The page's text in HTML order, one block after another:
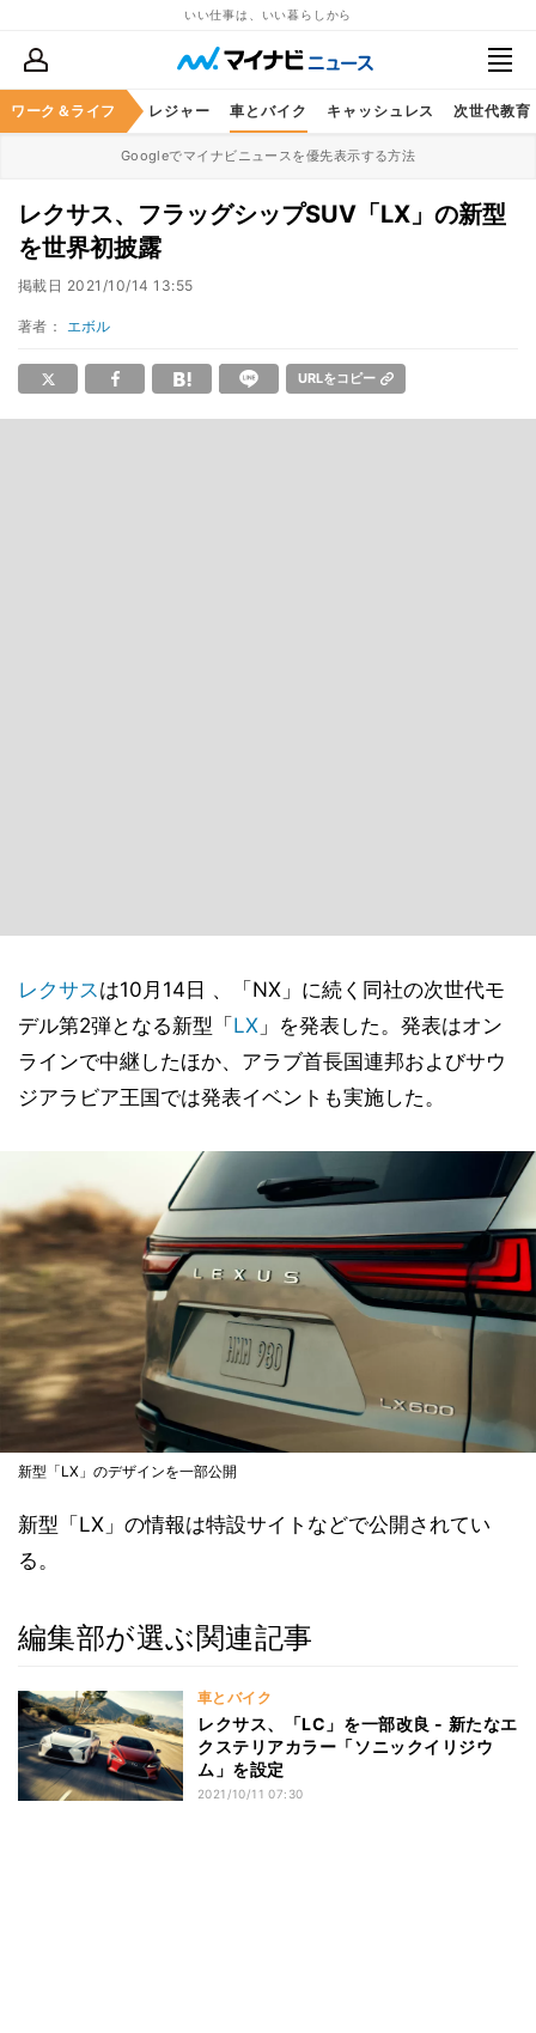
いい仕事は、いい暮らしから
ワーク＆ライフ
スケア グルメ レジャー 車とバイク キャッシュレス 次世代教育
Googleでマイナビニュースを優先表示する方法
レクサス、フラッグシップSUV「LX」の新型
を世界初披露
掲載日 2021/10/14 13:55
著者： エボル
URLをコピー
レクサスは10月14日 、「NX」に続く同社の次世代モ
デル第2弾となる新型「 LX 」を発表した。発表はオン
ラインで中継したほか、アラブ首長国連邦およびサウ
ジアラビア王国では発表イベントも実施した。
新型「LX」のデザインを一部公開
新型「LX」の情報は特設サイトなどで公開されてい
る。
編集部が選ぶ関連記事
車とバイク
レクサス、「LC」を一部改良 - 新たなエ
クステリアカラー「ソニックイリジウ
ム」を設定
2021/10/11 07:30